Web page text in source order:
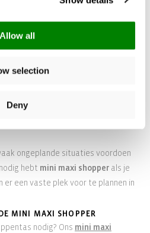
Allow all
selection
Deny
Als hij gebruikt moet worden, heeft
Dankzij de twee extra lange
de hand, maar ook gemakkelijk over
shopper
ongeplande situaties voordoen
hebt mini maxi shopper als je
er een vaste plek voor te plannen in
MINI MAXI SHOPPER
nodig? Ons mini maxi